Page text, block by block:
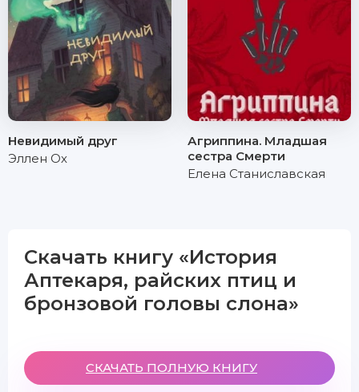
Невидимый друг
Эллен Ох
Агриппина. Младшая
сестра Смерти
Елена Станиславская
Скачать книгу «История
Аптекаря, райских птиц и
бронзовой головы слона»
СКАЧАТЬ ПОЛНУЮ КНИГУ